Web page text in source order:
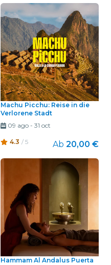
Machu Picchu: Reise in die
Verlorene Stadt
09 ago- 31 oct
4.3 / 5 Ab 20,00 €
Hammam Al Andalus Puerta